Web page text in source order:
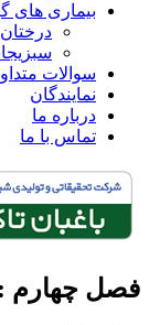
بیماری های
سوالات
نمایندگان
درباره ما
تماس با ما
فصل چهارم :